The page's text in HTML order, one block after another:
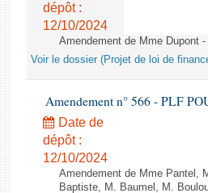
Dossiers législatifs
Budget et sécurité sociale
Comptes rendus des débats
dépôt :
12/10/2024
Amendement de Mme Dupont
Voir le dossier (Projet de loi de
Amendement n° 566 - PLF
Date de
dépôt :
12/10/2024
Amendement de Mme Pantel,
Baptiste, M. Baumel, M.